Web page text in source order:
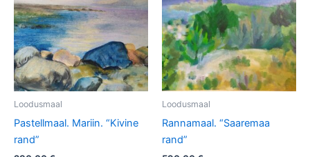
Loodusmaal
Pastellmaal. Mariin. “Kivine
rand”
Loodusmaal
Rannamaal. “Saaremaa
rand”